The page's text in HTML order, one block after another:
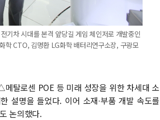
기차 시대를 본격 앞당길 게임 체인저로 개발중인
학 CTO, 김명환 LG화학 배터리연구소장, 구광모
탈로센 POE 등 미래 성장을 위한 차세대 소
설명을 들었다. 이어 소재∙부품 개발 속도를
논의했다.